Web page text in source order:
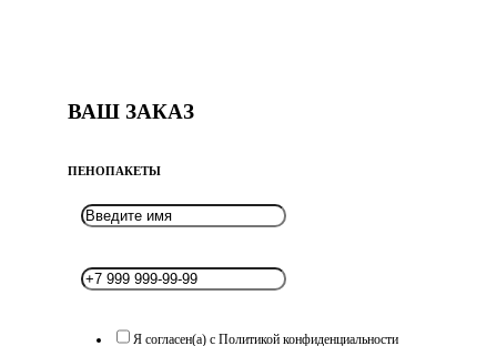
ВАШ ЗАКАЗ
ПЕНОПАКЕТЫ
Я согласен(а) с Политикой конфиденциальности